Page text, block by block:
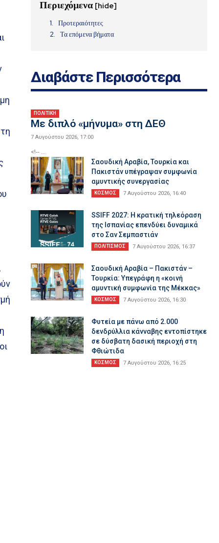
Περιεχόμενα [hide]
Προτεραιότητες
Τα επόμενα βήματα
Διαβάστε Περισσότερα
ΠΟΛΙΤΙΚΗ
Με διπλό «μήνυμα» στη ΔΕΘ
7 Αυγούστου 2026, 17:00
<!-- ...
Σαουδική Αραβία, Τουρκία και
Πακιστάν υπέγραψαν συμφωνία
αμυντικής συνεργασίας
ΚΟΣΜΟΣ 7 Αυγούστου 2026, 16:40
SSIFF 2027: Η κρατική τηλεόραση
της Ισπανίας επενδύει δυναμικά
στο Σαν Σεμπαστιάν
ΠΟΛΙΤΙΣΜΟΣ 7 Αυγούστου 2026, 16:37
Σαουδική Αραβία – Πακιστάν –
Τουρκία: Υπεγράφη η «κοινή
αμυντική συμφωνία της Μέκκας»
ΚΟΣΜΟΣ 7 Αυγούστου 2026, 16:30
Φυτεία με πάνω από 2.000
δενδρύλλια κάνναβης εντοπίστηκε
σε δύσβατη δασική περιοχή στη
Φθιώτιδα
ΚΟΣΜΟΣ 7 Αυγούστου 2026, 16:25